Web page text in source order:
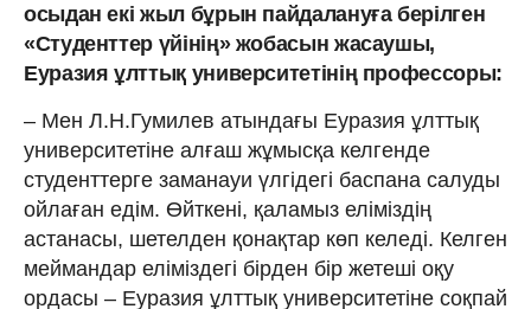
осыдан екі жыл бұрын пайдалануға берілген
«Студенттер үйінің» жобасын жасаушы,
Еуразия ұлттық университетінің профессоры:
– Мен Л.Н.Гумилев атындағы Еуразия ұлттық
университетіне алғаш жұмысқа келгенде
студенттерге заманауи үлгідегі баспана салуды
ойлаған едім. Өйткені, қаламыз еліміздің
астанасы, шетелден қонақтар көп келеді. Келген
меймандар еліміздегі бірден бір жетеші оқу
ордасы – Еуразия ұлттық университетіне соқпай